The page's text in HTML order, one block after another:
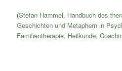
(Stefan Hammel, Handbuch des
Geschichten und Metaphern in
Familientherapie, Heilkunde,